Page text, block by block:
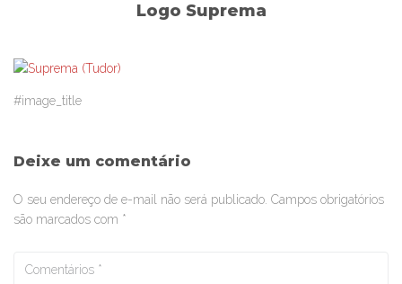
Logo Suprema
#image_title
Deixe um comentário
O seu endereço de e-mail não será publicado. Campos obrigatórios
são marcados com *